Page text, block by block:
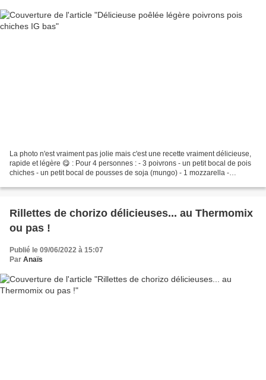
La photo n'est vraiment pas jolie mais c'est une recette vraiment délicieuse,
rapide et légère 😋 : Pour 4 personnes : - 3 poivrons - un petit bocal de pois
chiches - un petit bocal de pousses de soja (mungo) - 1 mozzarella -
Rillettes de chorizo délicieuses... au Thermomix
ou pas !
Publié le 09/06/2022 à 15:07
Par Anaïs